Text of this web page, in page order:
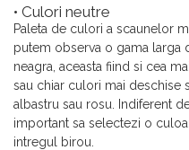
• Culori neutre
Paleta de culori a scaunelor
putem observa o gama larga
neagra, aceasta fiind si cea
sau chiar culori mai deschise
albastru sau rosu. Indiferent
important sa selectezi o
intregul birou.